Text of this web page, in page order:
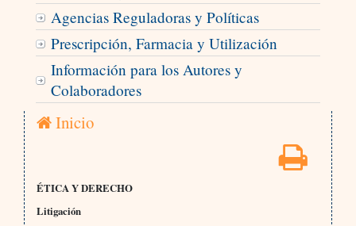
Agencias Reguladoras y Políticas
Prescripción, Farmacia y Utilización
Información para los Autores y
Colaboradores
Inicio
ÉTICA Y DERECHO
Litigación